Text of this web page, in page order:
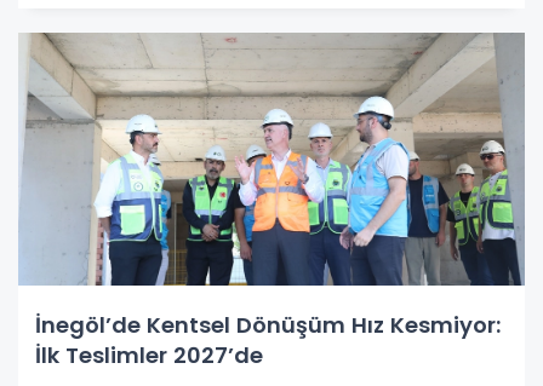
İnegöl’de Kentsel Dönüşüm Hız Kesmiyor:
İlk Teslimler 2027’de